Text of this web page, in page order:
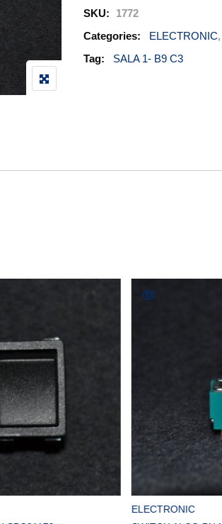
SKU:
1772
Categories:
ELECTRONIC,
Tag:
SALA 1- B9 C3
COMPRAR
ELECTRONIC